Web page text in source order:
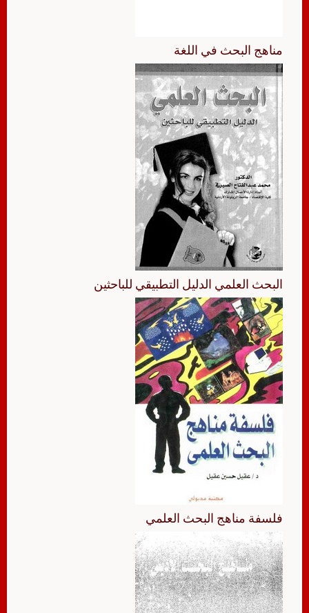
مناهج البحث في اللغة
البحث العلمي الدليل التطبيقي للباحثين
فلسفة مناهج البحث العلمي